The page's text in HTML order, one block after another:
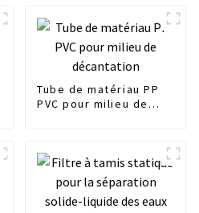
Tube de matériau PP
PVC pour milieu de